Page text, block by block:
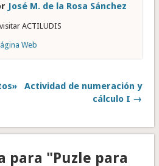
José M. de la Rosa Sánchez
ACTILUDIS
Web
Actividad de numeración y
cálculo I →
para "Puzle para